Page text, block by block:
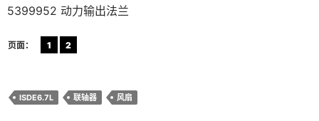
5399952 动力输出法兰
页面： 1 2
ISDE6.7L 联轴器 风扇